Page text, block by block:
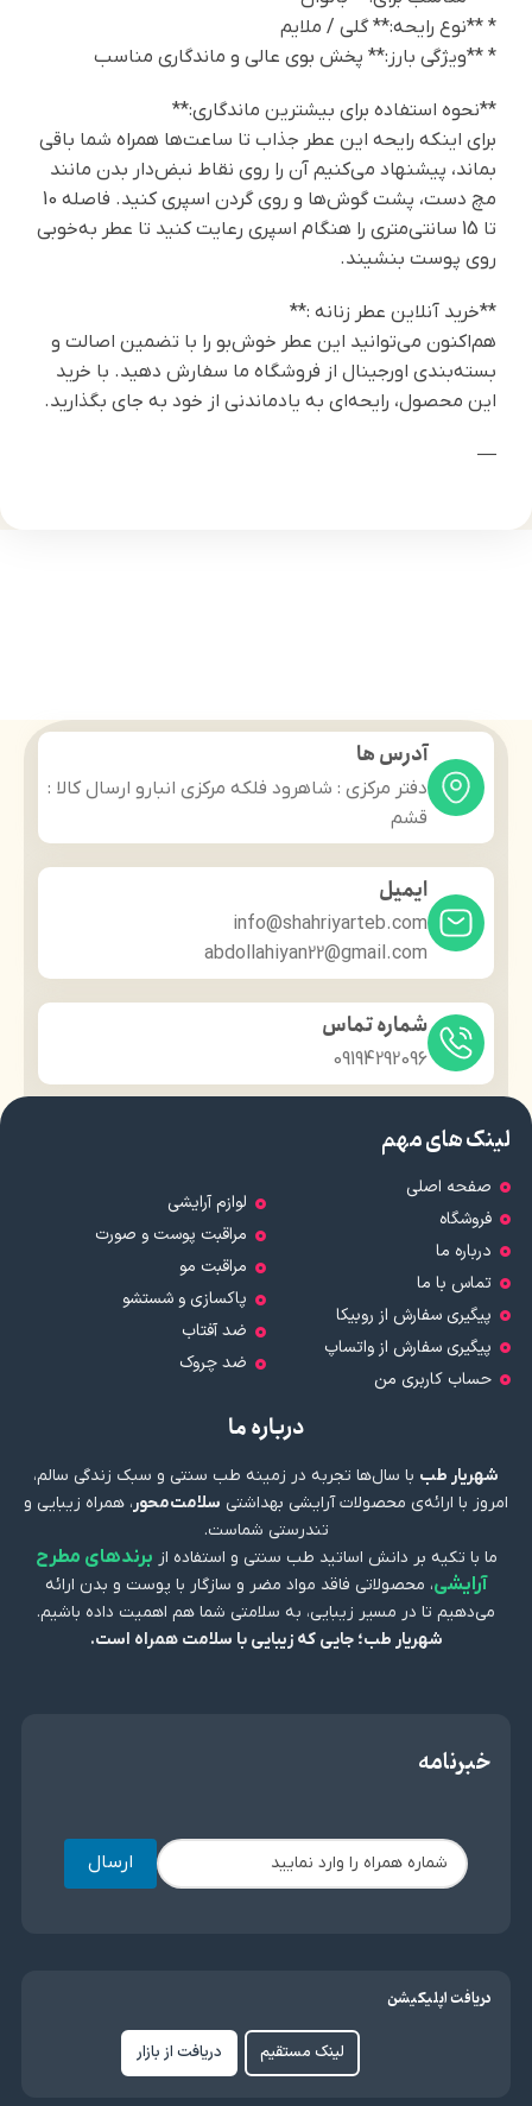
* **نوع رایحه:** گلی / ملایم
* **ویژگی بارز:** پخش بوی عالی و ماندگاری مناسب
**نحوه استفاده برای بیشترین ماندگاری:**
برای اینکه رایحه این عطر جذاب تا ساعت‌ها همراه شما باقی
بماند، پیشنهاد می‌کنیم آن را روی نقاط نبض‌دار بدن مانند
مچ دست، پشت گوش‌ها و روی گردن اسپری کنید. فاصله 10
تا 15 سانتی‌متری را هنگام اسپری رعایت کنید تا عطر به‌خوبی
روی پوست بنشیند.
**خرید آنلاین عطر زنانه :**
هم‌اکنون می‌توانید این عطر خوش‌بو را با تضمین اصالت و
بسته‌بندی اورجینال از فروشگاه ما سفارش دهید. با خرید
این محصول، رایحه‌ای به یادماندنی از خود به جای بگذارید.
—
آدرس ها
دفتر مرکزی : شاهرود فلکه مرکزی انبارو ارسال کالا :
قشم
ایمیل
info@shahriyarteb.com
abdollahiyan22@gmail.com
شماره تماس
09194292096
لینک های مهم
صفحه اصلی
فروشگاه
درباره ما
تماس با ما
پیگیری سفارش از روبیکا
پیگیری سفارش از واتساپ
حساب کاربری من
لوازم آرایشی
مراقبت پوست و صورت
مراقبت مو
پاکسازی و شستشو
ضد آفتاب
ضد چروک
درباره ما
شهریار طب با سال‌ها تجربه در زمینه طب سنتی و سبک زندگی سالم،
امروز با ارائه‌ی محصولات آرایشی بهداشتی سلامت‌محور، همراه زیبایی و
تندرستی شماست.
ما با تکیه بر دانش اساتید طب سنتی و استفاده از برندهای مطرح
آرایشی، محصولاتی فاقد مواد مضر و سازگار با پوست و بدن ارائه
می‌دهیم تا در مسیر زیبایی، به سلامتی شما هم اهمیت داده باشیم.
شهریار طب؛ جایی که زیبایی با سلامت همراه است.
خبرنامه
ارسال
دریافت اپلیکیشن
لینک مستقیم دریافت از بازار